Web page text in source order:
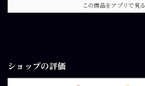
この商品をアプリで見る
ショップの評価